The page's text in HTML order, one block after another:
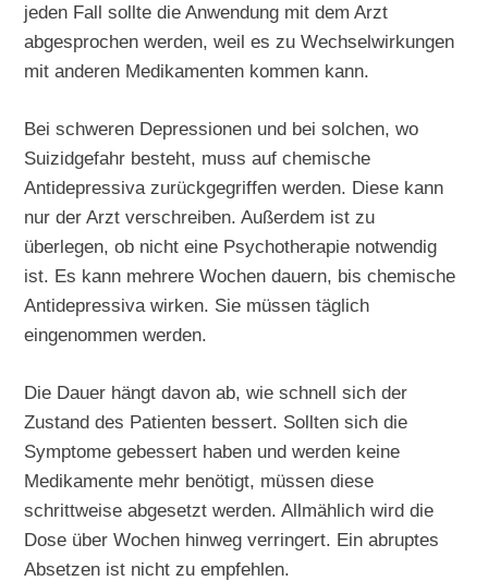
jeden Fall sollte die Anwendung mit dem Arzt
abgesprochen werden, weil es zu Wechselwirkungen
mit anderen Medikamenten kommen kann.
Bei schweren Depressionen und bei solchen, wo
Suizidgefahr besteht, muss auf chemische
Antidepressiva zurückgegriffen werden. Diese kann
nur der Arzt verschreiben. Außerdem ist zu
überlegen, ob nicht eine Psychotherapie notwendig
ist. Es kann mehrere Wochen dauern, bis chemische
Antidepressiva wirken. Sie müssen täglich
eingenommen werden.
Die Dauer hängt davon ab, wie schnell sich der
Zustand des Patienten bessert. Sollten sich die
Symptome gebessert haben und werden keine
Medikamente mehr benötigt, müssen diese
schrittweise abgesetzt werden. Allmählich wird die
Dose über Wochen hinweg verringert. Ein abruptes
Absetzen ist nicht zu empfehlen.